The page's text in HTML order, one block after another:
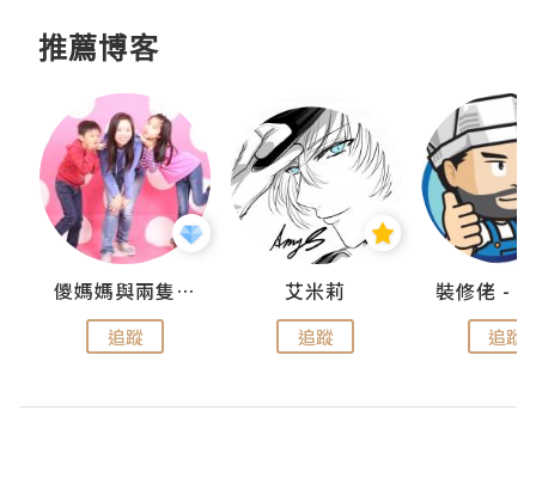
推薦博客
儍媽媽與兩隻小魔怪之家
追蹤
艾米莉
追蹤 追蹤